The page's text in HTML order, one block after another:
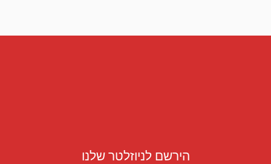
הירשם לניוזלטר שלנו